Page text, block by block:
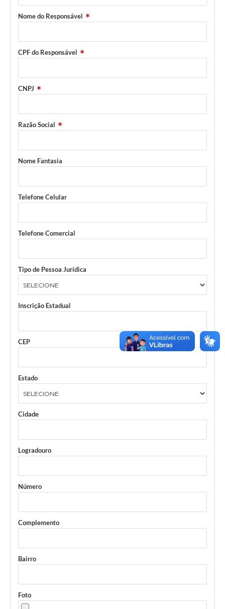
Lei Aldir Blanc
Publicidade
Galeria de Fotos
Galeria de Vídeos
Legislação
Links
Enquete
Plano Municipal de Segurança Pública
Plano de Contratações Anuais
Nome do Responsável
CPF do Responsável
CNPJ
Razão Social
Nome Fantasia
Telefone Celular
Telefone Comercial
Tipo de Pessoa Jurídica
Inscrição Estadual
CEP
Estado
Cidade
Logradouro
Número
Complemento
Bairro
Foto